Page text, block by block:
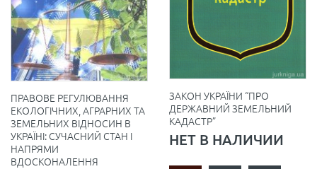
ПРАВОВЕ РЕГУЛЮВАННЯ
ЕКОЛОГІЧНИХ, АГРАРНИХ ТА
ЗЕМЕЛЬНИХ ВІДНОСИН В
УКРАЇНІ: СУЧАСНИЙ СТАН І
НАПРЯМИ
ВДОСКОНАЛЕННЯ
ЗАКОН УКРАЇНИ “ПРО
ДЕРЖАВНИЙ ЗЕМЕЛЬНИЙ
КАДАСТР”
НЕТ В НАЛИЧИИ